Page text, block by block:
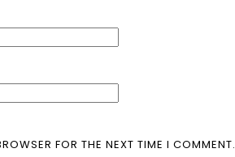
FOR THE NEXT TIME I COMMENT.